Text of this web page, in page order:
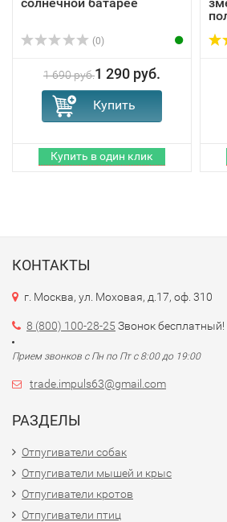
(0)
1 690 руб.1 290 руб.
КОНТАКТЫ
г. Москва, ул. Моховая, д.17, оф. 310
8 (800) 100-28-25 Звонок бесплатный!
Прием звонков с Пн по Пт с 8:00 до 19:00
trade.impuls63@gmail.com
РАЗДЕЛЫ
Отпугиватели собак
Отпугиватели мышей и крыс
Отпугиватели кротов
Отпугиватели птиц